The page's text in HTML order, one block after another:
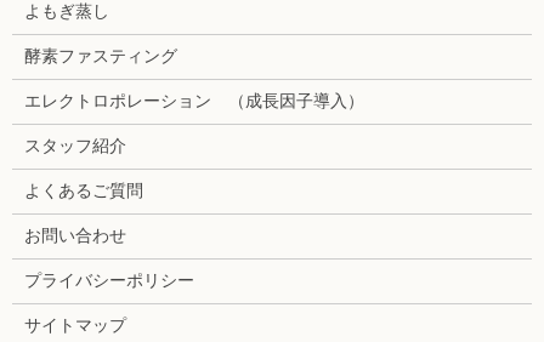
よもぎ蒸し
酵素ファスティング
エレクトロポレーション （成長因子導入）
スタッフ紹介
よくあるご質問
お問い合わせ
プライバシーポリシー
サイトマップ